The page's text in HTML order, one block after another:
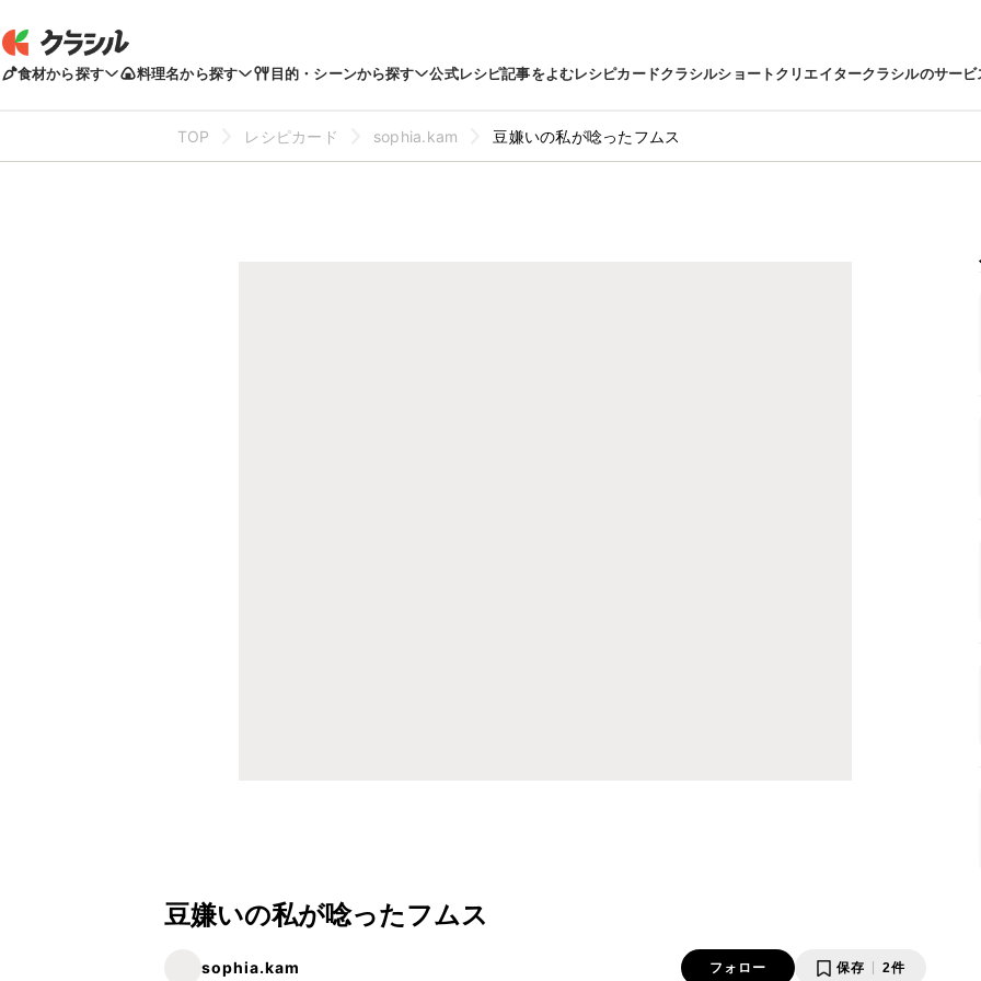
食材から探す 料理名から探す 目的・シーンから探す 公式レシピ記事をよむレシピカードクラシルショートクリエイタークラシルのサービ
TOP レシピカード sophia.kam 豆嫌いの私が唸ったフムス
豆嫌いの私が唸ったフムス
sophia.kam フォロー 保存 2件